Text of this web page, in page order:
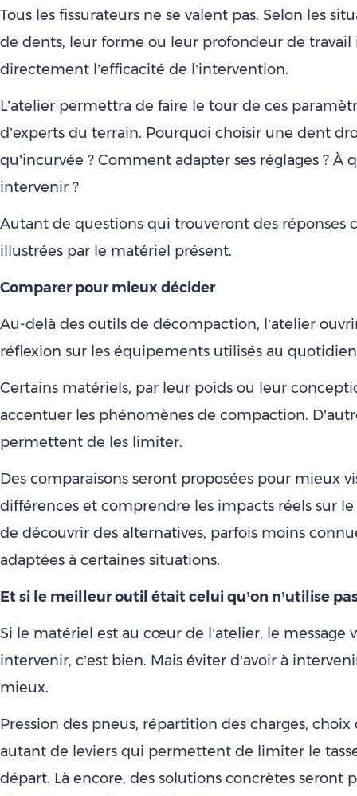
Tous les fissurateurs ne se valent pas. Selon les
de dents, leur forme ou leur profondeur de
directement l’efficacité de l’intervention.
L’atelier permettra de faire le tour de ces
d’experts du terrain. Pourquoi choisir une dent
qu’incurvée ? Comment adapter ses réglages ? À
intervenir ?
Autant de questions qui trouveront des réponses
illustrées par le matériel présent.
Comparer pour mieux décider
Au-delà des outils de décompaction, l’atelier
réflexion sur les équipements utilisés au
Certains matériels, par leur poids ou leur
accentuer les phénomènes de compaction.
permettent de les limiter.
Des comparaisons seront proposées pour mieux
différences et comprendre les impacts réels sur le
de découvrir des alternatives, parfois moins
adaptées à certaines situations.
Et si le meilleur outil était celui qu’on n’utilise
Si le matériel est au cœur de l’atelier, le message
intervenir, c’est bien. Mais éviter d’avoir à
mieux.
Pression des pneus, répartition des charges,
autant de leviers qui permettent de limiter le
départ. Là encore, des solutions concrètes seront